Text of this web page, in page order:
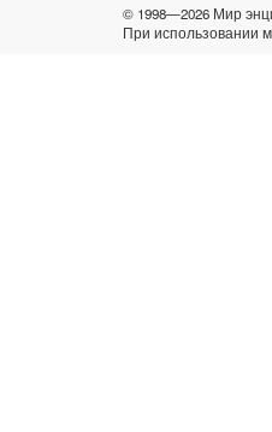
© 1998—2026 Мир
При использовании